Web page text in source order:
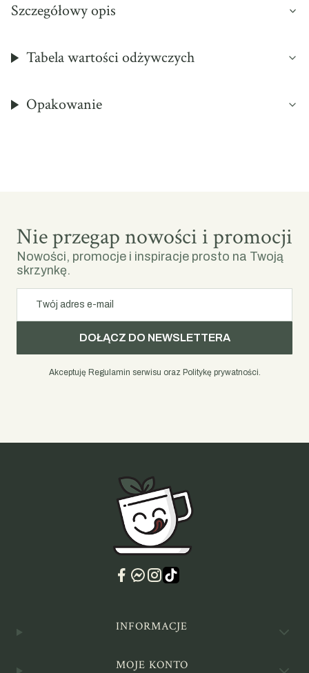
Szczegółowy opis
Tabela wartości odżywczych
Opakowanie
Nie przegap nowości i promocji
Nowości, promocje i inspiracje prosto na Twoją
skrzynkę.
Twój adres e-mail
DOŁĄCZ DO NEWSLETTERA
Akceptuję Regulamin serwisu oraz Politykę prywatności.
Linki w stopceINFORMACJE
MOJE KONTO